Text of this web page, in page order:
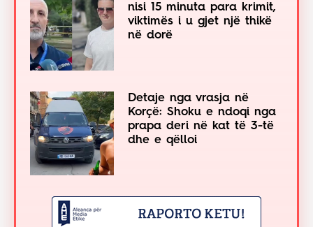
nisi 15 minuta para krimit,
viktimës i u gjet një thikë
në dorë
Detaje nga vrasja në
Korçë: Shoku e ndoqi nga
prapa deri në kat të 3-të
dhe e qëlloi